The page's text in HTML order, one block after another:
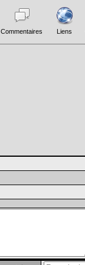
Commentaires Liens